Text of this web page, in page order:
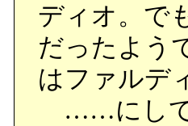
ディオ。で
だったよう
はファルデ
……にして